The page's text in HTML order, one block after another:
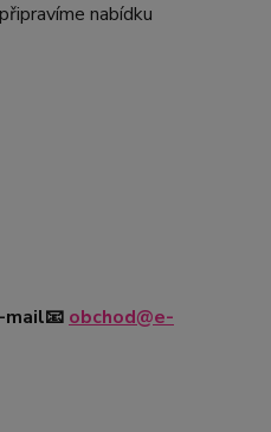
nabídku
mail📧 obchod@e-